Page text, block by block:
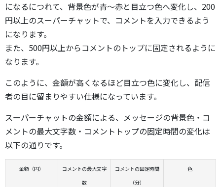
になるにつれて、背景色が青～赤と目立つ色へ変化し、200
円以上のスーパーチャットで、コメントを入力できるよう
になります。
また、500円以上からコメントのトップに固定されるように
なります。
このように、金額が高くなるほど目立つ色に変化し、配信
者の目に留まりやすい仕様になっています。
スーパーチャットの金額による、メッセージの背景色・コ
メントの最大文字数・コメントトップの固定時間の変化は
以下の通りです。
金額（円）
コメントの最大文字
数
コメントの固定時間
（分）
色